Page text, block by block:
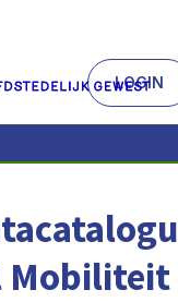
LOGIN
Mobiliteit